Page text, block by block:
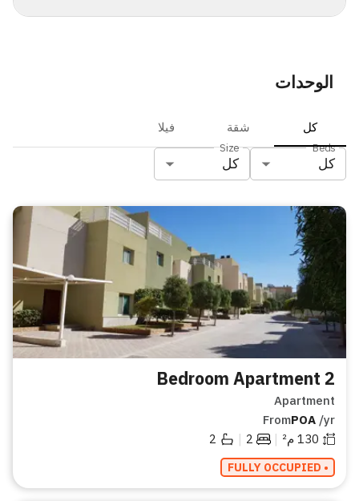
الوحدات
كل شقة فيلا
Beds
كل
Size
كل
2 Bedroom Apartment
Apartment
FromPOA /yr
130 م² |
2
|
2
• FULLY OCCUPIED